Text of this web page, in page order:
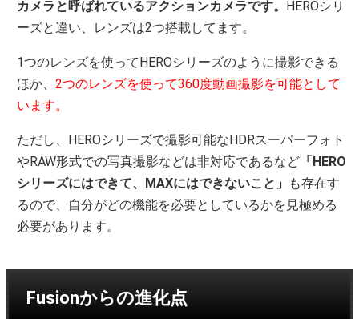
カメラと呼ばれているアクションカメラです。 HEROシリ
ーズと違い、レンズは2つ搭載してます。
1つのレンズを使ってHEROシリーズのように撮影できる
ほか、2つのレンズを使って360度動画撮影を可能として
います。
ただし、HEROシリーズで撮影可能なHDRスーパーフォト
やRAW形式での写真撮影などは非対応であるなど 「HERO
シリーズにはできて、MAXにはできないこと」
も存在す
るので、自分がどの機能を必要としているかを見極める
必要があります。
Fusionからの進化点